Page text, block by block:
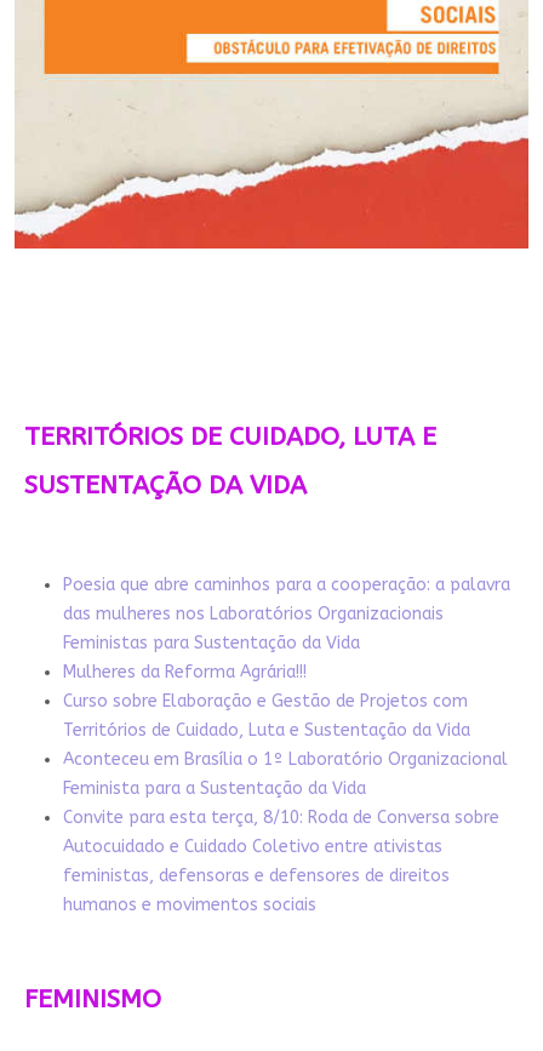
TERRITÓRIOS DE CUIDADO, LUTA E
SUSTENTAÇÃO DA VIDA
Poesia que abre caminhos para a cooperação: a palavra
das mulheres nos Laboratórios Organizacionais
Feministas para Sustentação da Vida
Mulheres da Reforma Agrária!!!
Curso sobre Elaboração e Gestão de Projetos com
Territórios de Cuidado, Luta e Sustentação da Vida
Aconteceu em Brasília o 1º Laboratório Organizacional
Feminista para a Sustentação da Vida
Convite para esta terça, 8/10: Roda de Conversa sobre
Autocuidado e Cuidado Coletivo entre ativistas
feministas, defensoras e defensores de direitos
humanos e movimentos sociais
FEMINISMO